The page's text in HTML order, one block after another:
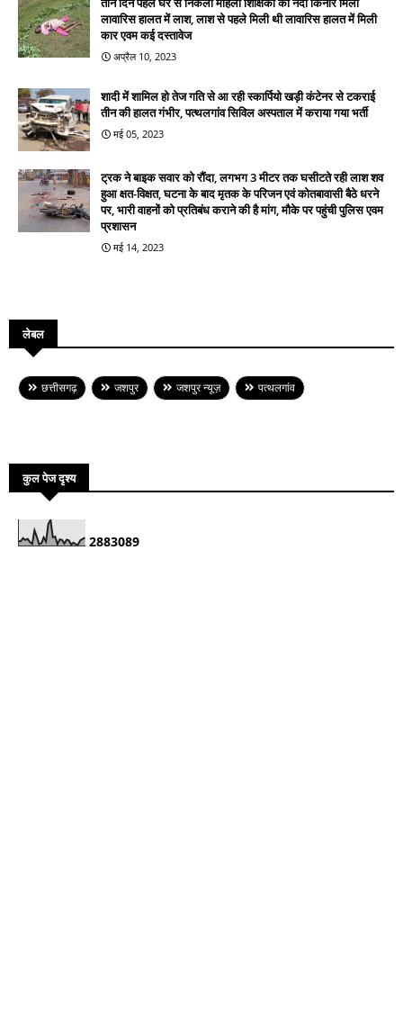
लावारिस हालत में लाश, लाश से पहले मिली थी लावारिस हालत में मिली
कार एवम कई दस्तावेज
अप्रैल 10, 2023
शादी में शामिल हो तेज गति से आ रही स्कार्पियो खड़ी कंटेनर से टकराई
तीन की हालत गंभीर, पत्थलगांव सिविल अस्पताल में कराया गया भर्ती
मई 05, 2023
ट्रक ने बाइक सवार को रौंदा, लगभग 3 मीटर तक घसीटते रही लाश शव
हुआ क्षत-विक्षत, घटना के बाद मृतक के परिजन एवं कोतबावासी बैठे धरने
पर, भारी वाहनों को प्रतिबंध कराने की है मांग, मौके पर पहुंची पुलिस एवम
प्रशासन
मई 14, 2023
लेबल
छत्तीसगढ़ जशपुर जशपुर न्यूज़ पत्थलगांव
कुल पेज दृश्य
2883089